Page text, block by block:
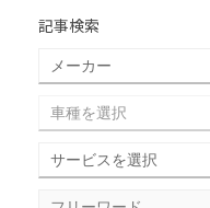
記事検索